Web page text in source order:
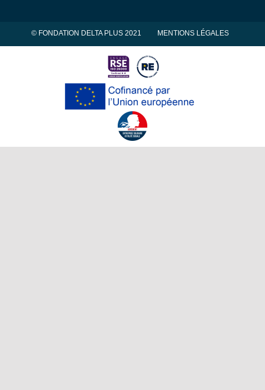
© FONDATION DELTA PLUS 2021 MENTIONS LÉGALES